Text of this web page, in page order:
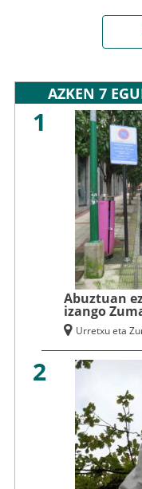
AZKEN 7
1
Abuztuan
izango
Urretxu eta
2